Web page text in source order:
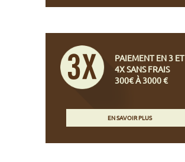
PAIEMENT EN 3 ET
4X SANS FRAIS
300€ À 3000 €
EN SAVOIR PLUS